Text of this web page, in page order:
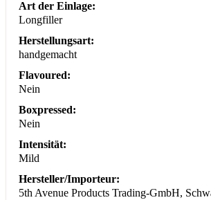
Art der Einlage:
Longfiller
Herstellungsart:
handgemacht
Flavoured:
Nein
Boxpressed:
Nein
Intensität:
Mild
Hersteller/Importeur:
5th Avenue Products Trading-GmbH,